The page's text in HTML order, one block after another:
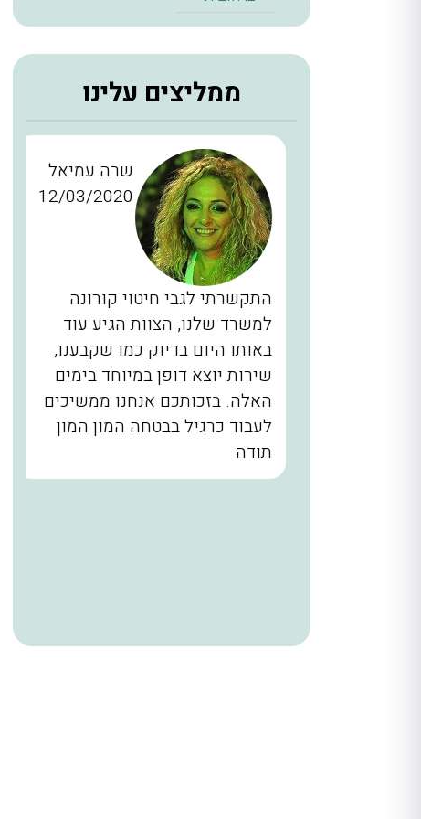
ממליצים עלינו
שרה עמיאל
12/03/2020
התקשרתי לגבי חיטוי קורונה
למשרד שלנו, הצוות הגיע עוד
באותו היום בדיוק כמו שקבענו,
שירות יוצא דופן במיוחד בימים
האלה. בזכותכם אנחנו ממשיכים
לעבוד כרגיל בבטחה המון המון
תודה